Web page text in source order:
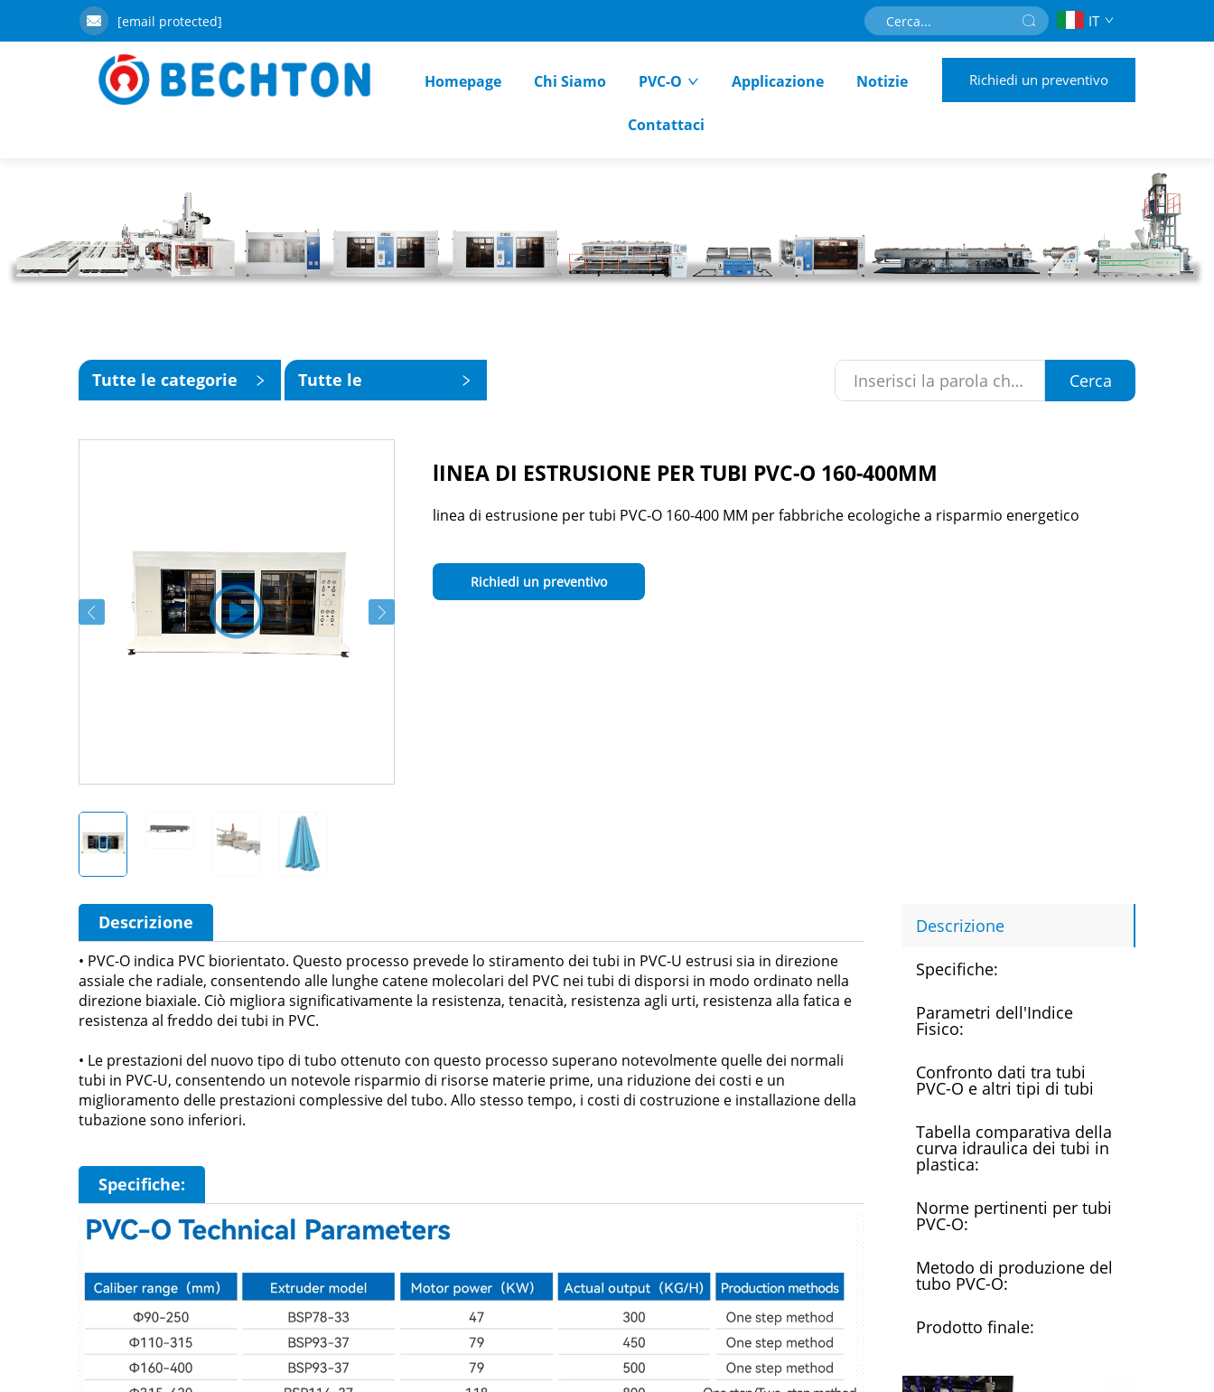
[email protected] IT
Homepage Chi Siamo PVC-O Applicazione Notizie
Contattaci
Richiedi un preventivo
Tutte le categorie
Tutte le
Cerca
lINEA DI ESTRUSIONE PER TUBI PVC-O 160-400MM
linea di estrusione per tubi PVC-O 160-400 MM per fabbriche ecologiche a risparmio energetico
Richiedi un preventivo
Descrizione
Specifiche:
Parametri dell'Indice
Fisico:
Confronto dati tra tubi
PVC-O e altri tipi di tubi
Tabella comparativa della
curva idraulica dei tubi in
plastica:
Norme pertinenti per tubi
PVC-O:
Metodo di produzione del
tubo PVC-O:
Prodotto finale:
Descrizione
• PVC-O indica PVC biorientato. Questo processo prevede lo stiramento dei tubi in PVC-U estrusi sia in direzione
assiale che radiale, consentendo alle lunghe catene molecolari del PVC nei tubi di disporsi in modo ordinato nella
direzione biaxiale. Ciò migliora significativamente la resistenza, tenacità, resistenza agli urti, resistenza alla fatica e
resistenza al freddo dei tubi in PVC.
• Le prestazioni del nuovo tipo di tubo ottenuto con questo processo superano notevolmente quelle dei normali
tubi in PVC-U, consentendo un notevole risparmio di risorse materie prime, una riduzione dei costi e un
miglioramento delle prestazioni complessive del tubo. Allo stesso tempo, i costi di costruzione e installazione della
tubazione sono inferiori.
Specifiche: